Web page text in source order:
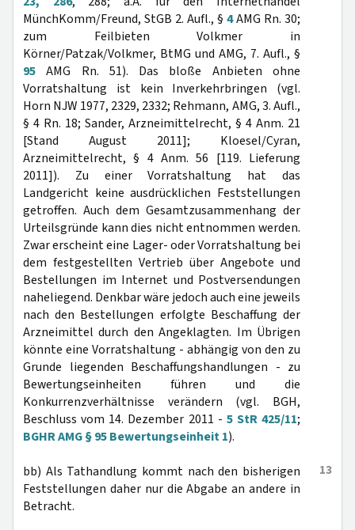
MünchKomm/Freund, StGB 2. Aufl., § 4AMG Rn. 30;
zum Feilbieten Volkmer in
Körner/Patzak/Volkmer, BtMG und AMG, 7. Aufl., §
95 AMG Rn. 51). Das bloße Anbieten ohne
Vorratshaltung ist kein Inverkehrbringen (vgl.
Horn NJW 1977, 2329, 2332; Rehmann, AMG, 3. Aufl.,
§ 4 Rn. 18; Sander, Arzneimittelrecht, § 4 Anm. 21
[Stand August 2011]; Kloesel/Cyran,
Arzneimittelrecht, § 4 Anm. 56 [119. Lieferung
2011]). Zu einer Vorratshaltung hat das
Landgericht keine ausdrücklichen Feststellungen
getroffen. Auch dem Gesamtzusammenhang der
Urteilsgründe kann dies nicht entnommen werden.
Zwar erscheint eine Lager- oder Vorratshaltung bei
dem festgestellten Vertrieb über Angebote und
Bestellungen im Internet und Postversendungen
naheliegend. Denkbar wäre jedoch auch eine jeweils
nach den Bestellungen erfolgte Beschaffung der
Arzneimittel durch den Angeklagten. Im Übrigen
könnte eine Vorratshaltung - abhängig von den zu
Grunde liegenden Beschaffungshandlungen - zu
Bewertungseinheiten führen und die
Konkurrenzverhältnisse verändern (vgl. BGH,
Beschluss vom 14. Dezember 2011 - 5 StR 425/11;
BGHR AMG § 95 Bewertungseinheit 1).
13
bb) Als Tathandlung kommt nach den bisherigen
Feststellungen daher nur die Abgabe an andere in
Betracht.